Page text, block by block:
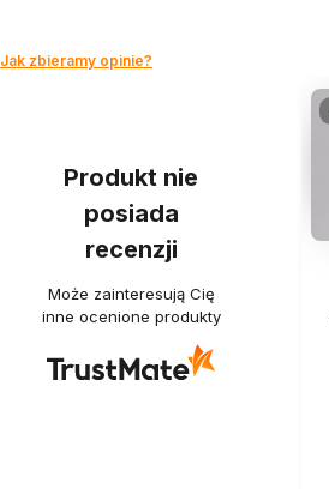
Jak zbieramy opinie?
Produkt nie
posiada
recenzji
Może zainteresują Cię
inne ocenione produkty